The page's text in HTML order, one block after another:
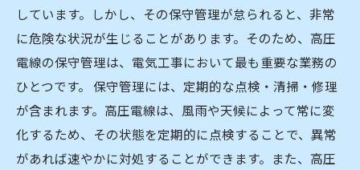
しています。しかし、その保守管理が怠られると、非常
に危険な状況が生じることがあります。そのため、高圧
電線の保守管理は、電気工事において最も重要な業務の
ひとつです。 保守管理には、定期的な点検・清掃・修理
が含まれます。高圧電線は、風雨や天候によって常に変
化するため、その状態を定期的に点検することで、異常
があれば速やかに対処することができます。また、高圧